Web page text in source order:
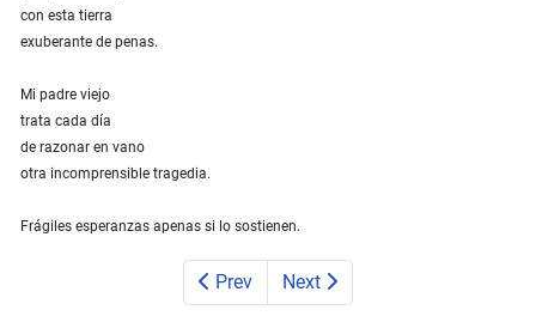
con esta tierra
exuberante de penas.
Mi padre viejo
trata cada día
de razonar en vano
otra incomprensible tragedia.
Frágiles esperanzas apenas si lo sostienen.
Prev Next